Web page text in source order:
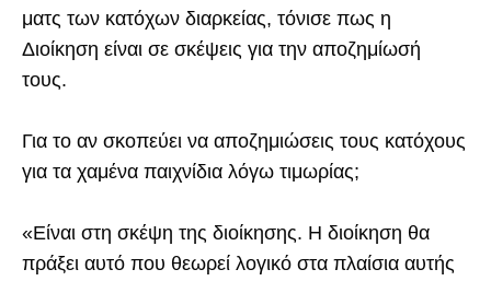
ματς των κατόχων διαρκείας, τόνισε πως η
Διοίκηση είναι σε σκέψεις για την αποζημίωσή
τους.
Για το αν σκοπεύει να αποζημιώσεις τους κατόχους
για τα χαμένα παιχνίδια λόγω τιμωρίας;
«Είναι στη σκέψη της διοίκησης. Η διοίκηση θα
πράξει αυτό που θεωρεί λογικό στα πλαίσια αυτής